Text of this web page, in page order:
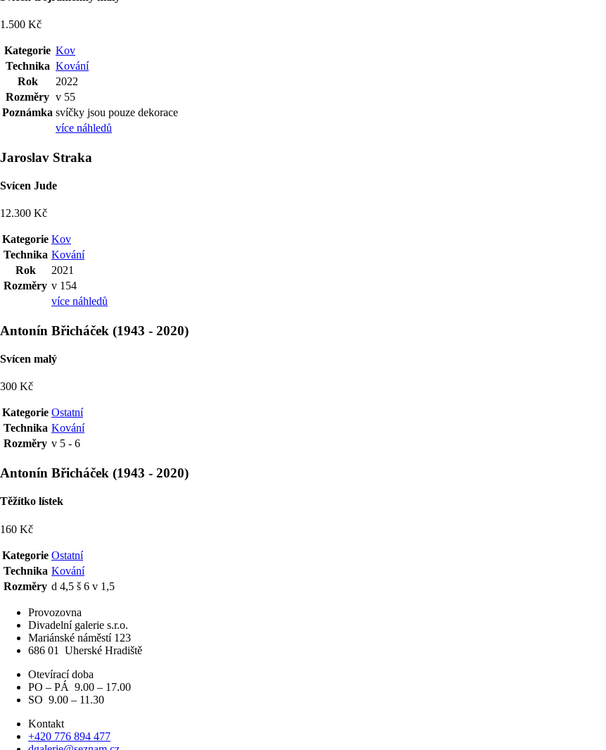
1.500 Kč
Kategorie Kov
Technika Kování
Rok
2022
Rozměry v 55
Poznámka svíčky jsou pouze dekorace
více náhledů
Jaroslav Straka
Svícen Jude
12.300 Kč
Kategorie Kov
Technika Kování
Rok
2021
Rozměry v 154
více náhledů
Antonín Břicháček (1943 - 2020)
Svícen malý
300 Kč
Kategorie Ostatní
Technika Kování
Rozměry v 5 - 6
Antonín Břicháček (1943 - 2020)
Těžítko lístek
160 Kč
Kategorie Ostatní
Technika Kování
Rozměry d 4,5 š 6 v 1,5
Provozovna
Divadelní galerie s.r.o.
Mariánské náměstí 123
686 01
Uherské Hradiště
Otevírací doba
PO – PÁ 9.00 – 17.00
SO 9.00 – 11.30
Kontakt
+420 776 894 477